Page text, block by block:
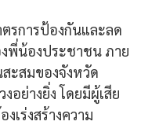
รการป้องกันและลด
พี่น้องประชาชน ภาย
ะสมของจังหวัด
ย่างยิ่ง โดยมีผู้เสีย
เร่งสร้างความ